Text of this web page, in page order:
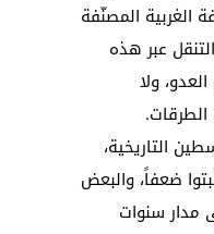
الغربية المصنّفة
عبر هذه
ولا
التنازل عن 78 في المائة من فلسطين التاريخية،
ضعفاً، والبعض
مدار سنوات